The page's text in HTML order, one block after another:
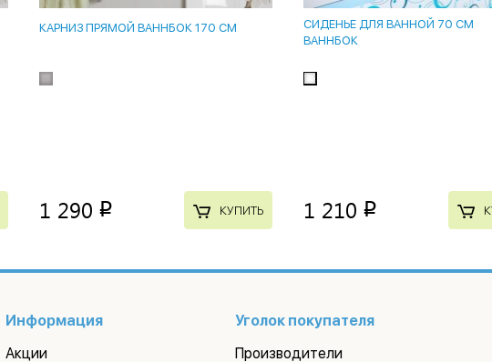
КАРНИЗ ПРЯМОЙ ВАННБОК 170 СМ
1 290 p КУПИТЬ
СИДЕНЬЕ ДЛЯ ВАННОЙ 70 СМ
ВАННБОК
1 210 p
Информация
Акции
Уголок покупателя
Производители